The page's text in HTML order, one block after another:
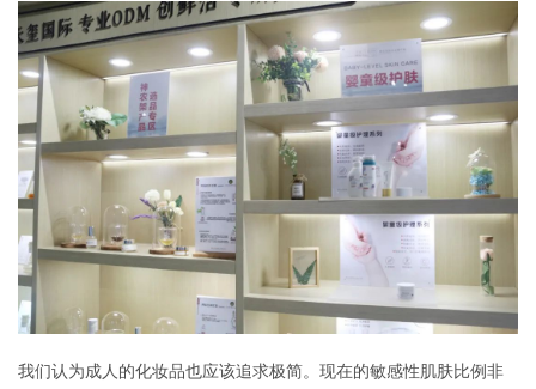
我们认为成人的化妆品也应该追求极简。现在的敏感性肌肤比例非